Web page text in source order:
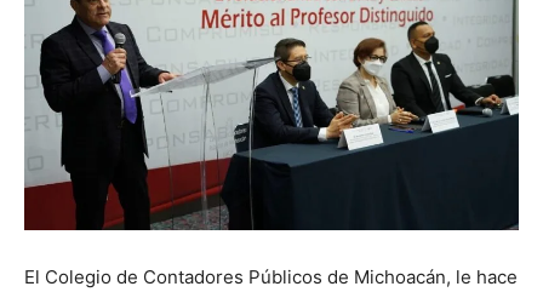
El Colegio de Contadores Públicos de Michoacán, le hace